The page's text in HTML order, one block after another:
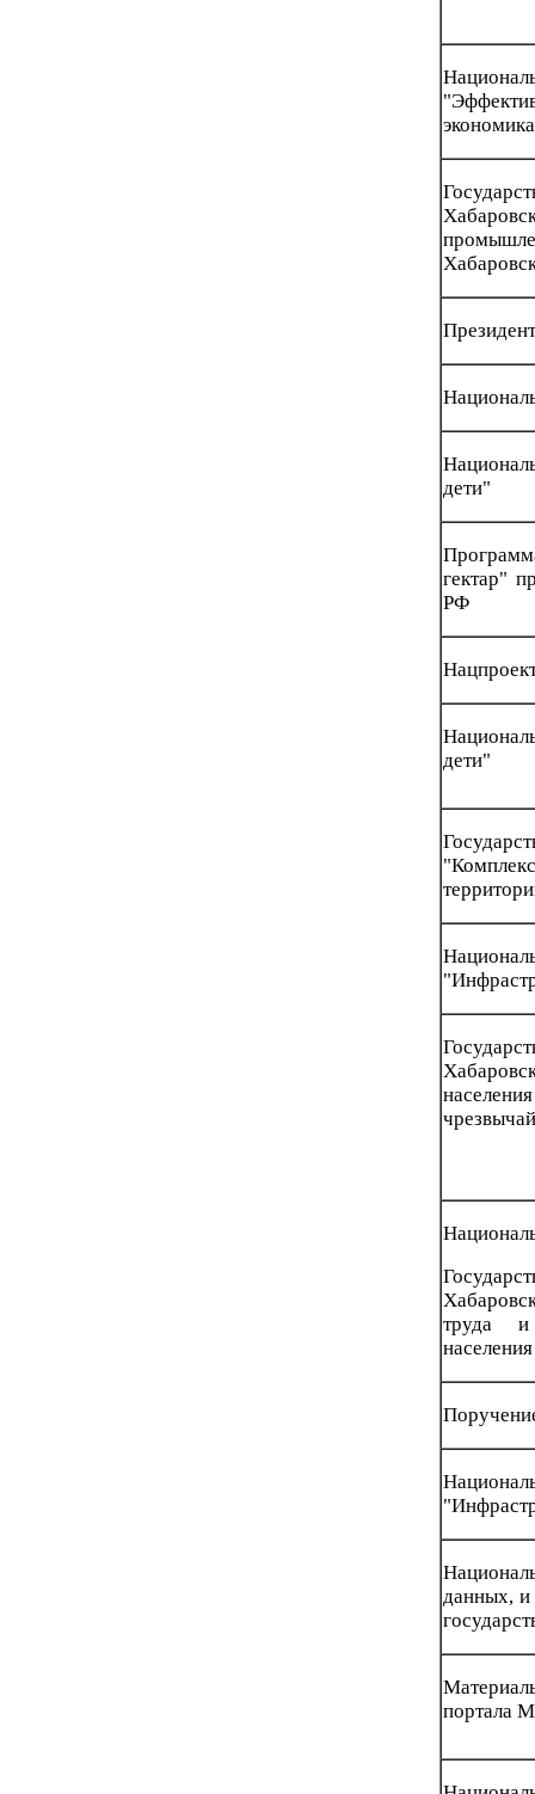
дети"
гектар"
РФ
дети"
труда и
данных, и
портала